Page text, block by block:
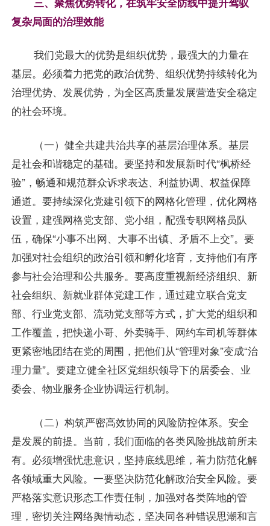
复杂局面的治理效能
我们党最大的优势是组织优势，最强大的力量在
基层。必须着力把党的政治优势、组织优势持续转化为
治理优势、发展优势，为全区高质量发展营造安全稳定
的社会环境。
（一）健全共建共治共享的基层治理体系。基层
是社会和谐稳定的基础。要坚持和发展新时代“枫桥经
验”，畅通和规范群众诉求表达、利益协调、权益保障
通道。要持续深化党建引领下的网格化管理，优化网格
设置，建强网格党支部、党小组，配强专职网格员队
伍，确保“小事不出网、大事不出镇、矛盾不上交”。要
加强对社会组织的政治引领和孵化培育，支持他们有序
参与社会治理和公共服务。要高度重视新经济组织、新
社会组织、新就业群体党建工作，通过建立联合党支
部、行业党支部、流动党支部等方式，扩大党的组织和
工作覆盖，把快递小哥、外卖骑手、网约车司机等群体
更紧密地团结在党的周围，把他们从“管理对象”变成“治
理力量”。要建立健全社区党组织领导下的居委会、业
委会、物业服务企业协调运行机制。
（二）构筑严密高效协同的风险防控体系。安全
是发展的前提。当前，我们面临的各类风险挑战前所未
有。必须增强忧患意识，坚持底线思维，着力防范化解
各领域重大风险。一要坚决防范化解政治安全风险。要
严格落实意识形态工作责任制，加强对各类阵地的管
理，密切关注网络舆情动态，坚决同各种错误思潮和言